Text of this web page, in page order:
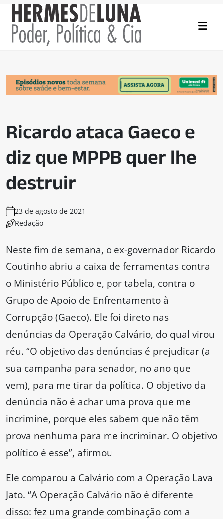
Ricardo ataca Gaeco e
diz que MPPB quer lhe
destruir
23 de agosto de 2021
Redação
Neste fim de semana, o ex-governador Ricardo
Coutinho abriu a caixa de ferramentas contra
o Ministério Público e, por tabela, contra o
Grupo de Apoio de Enfrentamento à
Corrupção (Gaeco). Ele foi direto nas
denúncias da Operação Calvário, do qual virou
réu. “O objetivo das denúncias é prejudicar (a
sua campanha para senador, no ano que
vem), para me tirar da política. O objetivo da
denúncia não é achar uma prova que me
incrimine, porque eles sabem que não têm
prova nenhuma para me incriminar. O objetivo
político é esse”, afirmou
Ele comparou a Calvário com a Operação Lava
Jato. “A Operação Calvário não é diferente
disso: fez uma grande combinação com a